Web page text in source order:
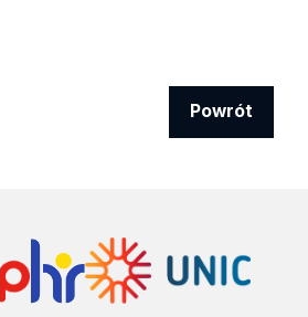
Powrót